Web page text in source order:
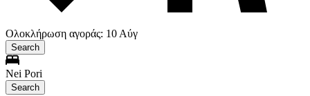
Ολοκλήρωση αγοράς: 10 Αύγ
Search
Nei Pori
Search